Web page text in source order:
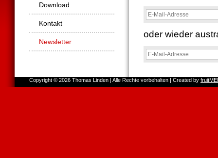
E-
Mail-
oder wieder
E-
Mail-
Download
Kontakt
Newsletter
Copyright © 2026 Thomas Linden | Alle Rechte vorbehalten | Created by